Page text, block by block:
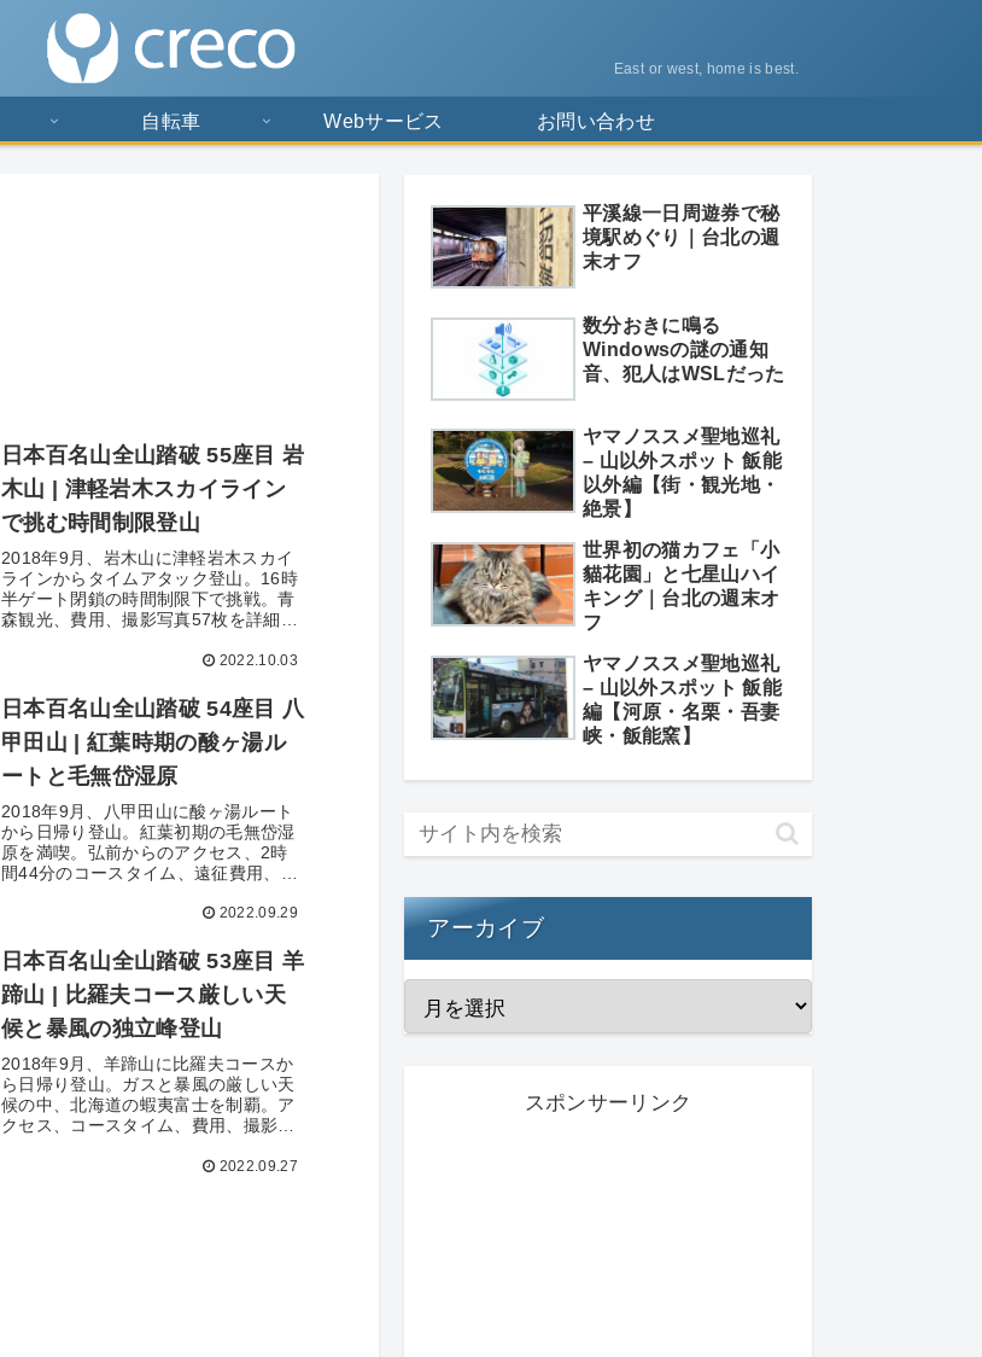
East or west, home is best.
自転車 Webサービス お問い合わせ
日本百名山全山踏破 55座目 岩
木山 | 津軽岩木スカイライン
で挑む時間制限登山
2018年9月、岩木山に津軽岩木スカイ
ラインからタイムアタック登山。16時
半ゲート閉鎖の時間制限下で挑戦。青
森観光、費用、撮影写真57枚を詳細記
2022.10.03
日本百名山全山踏破 54座目 八
甲田山 | 紅葉時期の酸ヶ湯ル
ートと毛無岱湿原
2018年9月、八甲田山に酸ヶ湯ルート
から日帰り登山。紅葉初期の毛無岱湿
原を満喫。弘前からのアクセス、2時
間44分のコースタイム、遠征費用、撮
2022.09.29
日本百名山全山踏破 53座目 羊
蹄山 | 比羅夫コース厳しい天
候と暴風の独立峰登山
2018年9月、羊蹄山に比羅夫コースか
ら日帰り登山。ガスと暴風の厳しい天
候の中、北海道の蝦夷富士を制覇。ア
クセス、コースタイム、費用、撮影写
2022.09.27
平溪線一日周遊券で秘
境駅めぐり｜台北の週
末オフ
数分おきに鳴る
Windowsの謎の通知
音、犯人はWSLだった
ヤマノススメ聖地巡礼
– 山以外スポット 飯能
以外編【街・観光地・
絶景】
世界初の猫カフェ「小
貓花園」と七星山ハイ
キング｜台北の週末オ
フ
ヤマノススメ聖地巡礼
– 山以外スポット 飯能
編【河原・名栗・吾妻
峡・飯能窯】
アーカイブ
スポンサーリンク